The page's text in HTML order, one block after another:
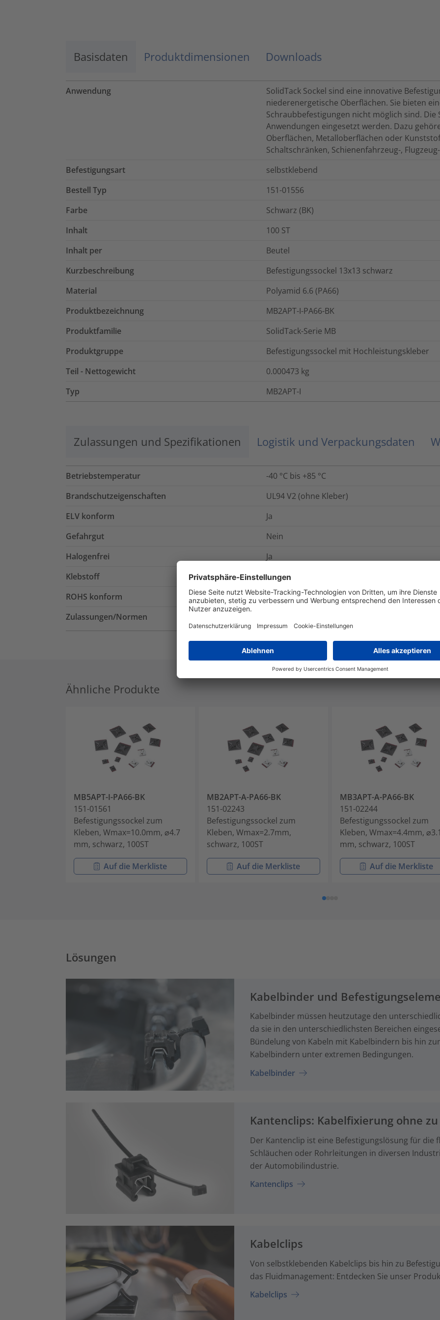
Basisdaten Produktdimensionen Downloads
Anwendung
SolidTack Sockel sind eine innovative
niederenergetische Oberflächen. Sie bieten
Schraubbefestigungen nicht möglich sind. Die
Anwendungen eingesetzt werden. Dazu
Oberflächen, Metalloberflächen oder
Schaltschränken, Schienenfahrzeug-,
Befestigungsart
selbstklebend
Bestell Typ
151-01556
Farbe
Schwarz (BK)
Inhalt
100 ST
Inhalt per
Beutel
Kurzbeschreibung
Befestigungssockel 13x13 schwarz
Material
Polyamid 6.6 (PA66)
Produktbezeichnung
MB2APT-I-PA66-BK
Produktfamilie
SolidTack-Serie MB
Produktgruppe
Befestigungssockel mit Hochleistungskleber
Teil - Nettogewicht
0.000473 kg
Typ
MB2APT-I
Zulassungen und Spezifikationen Logistik und Verpackungsdaten
Betriebstemperatur
-40 °C bis +85 °C
Brandschutzeigenschaften
UL94 V2 (ohne Kleber)
ELV konform
Ja
Gefahrgut
Nein
Halogenfrei
Ja
Klebstoff
Acrylat mit Trägermaterial aus Acrylschaum
ROHS konform
Ja
Zulassungen/Normen
Ähnliche Produkte
MB5APT-I-PA66-BK
151-01561
Befestigungssockel zum
Kleben, Wmax=10.0mm, ⌀4.7
mm, schwarz, 100ST
Auf die Merkliste
MB2APT-A-PA66-BK
151-02243
Befestigungssockel zum
Kleben, Wmax=2.7mm,
schwarz, 100ST
Auf die Merkliste
MB3APT-A-PA66-BK
151-02244
Befestigungssockel zum
Kleben, Wmax=4.4mm, ⌀3.1
mm, schwarz, 100ST
Auf die Merkliste
Lösungen
Kabelbinder und
Kabelbinder müssen heutzutage den
da sie in den unterschiedlichsten Bereichen
Bündelung von Kabeln mit Kabelbindern bis hin
Kabelbindern unter extremen Bedingungen.
Kabelbinder
Kantenclips: Kabelfixierung ohne
Der Kantenclip ist eine Befestigungslösung für die
Schläuchen oder Rohrleitungen in diversen
der Automobilindustrie.
Kantenclips
Kabelclips
Von selbstklebenden Kabelclips bis hin zu
das Fluidmanagement: Entdecken Sie unser
Kabelclips